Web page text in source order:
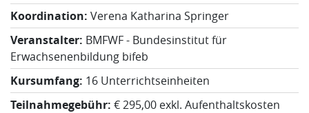
Koordination: Verena Katharina Springer
Veranstalter: BMFWF - Bundesinstitut für
Erwachsenenbildung bifeb
Kursumfang: 16 Unterrichtseinheiten
Teilnahmegebühr: € 295,00 exkl. Aufenthaltskosten